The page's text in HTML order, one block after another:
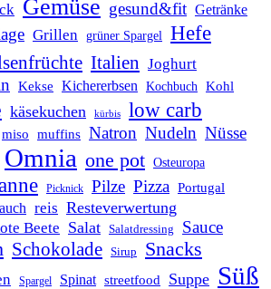
Gemüse gesund&fit Getränke
Grillen grüner Spargel Hefe
Italien Joghurt
Kekse Kichererbsen Kochbuch Kohl
käsekuchen kürbis low carb
miso muffins Natron Nudeln Nüsse
Omnia one pot Osteuropa
Picknick Pilze Pizza Portugal
reis Resteverwertung
Beete Salat Salatdressing Sauce
Schokolade Sirup Snacks
Spargel Spinat streetfood Suppe Süß